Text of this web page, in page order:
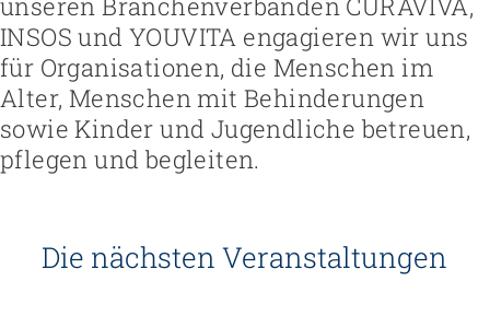
Sicherheit gewährleisten
Finanzierung regeln
Angebote bewerben
Angebote entwickeln
Nachhaltigkeit fördern
Einkauf organisieren
Lebensende gestalten
Übergänge gestalten
Empowerment stärken
Gesundheitsfragen angehen
Integrität schützen
Bei Demenz begleiten
Psychische Gesundheit fördern
Weiterbildungen in Ihrer Institution
Mitgliedschaft
Zusammenarbeit
Projekte
INSOS und YOUVITA engagieren wir uns
für Organisationen, die Menschen im
Alter, Menschen mit Behinderungen
sowie Kinder und Jugendliche betreuen,
pflegen und begleiten.
Die nächsten Veranstaltungen